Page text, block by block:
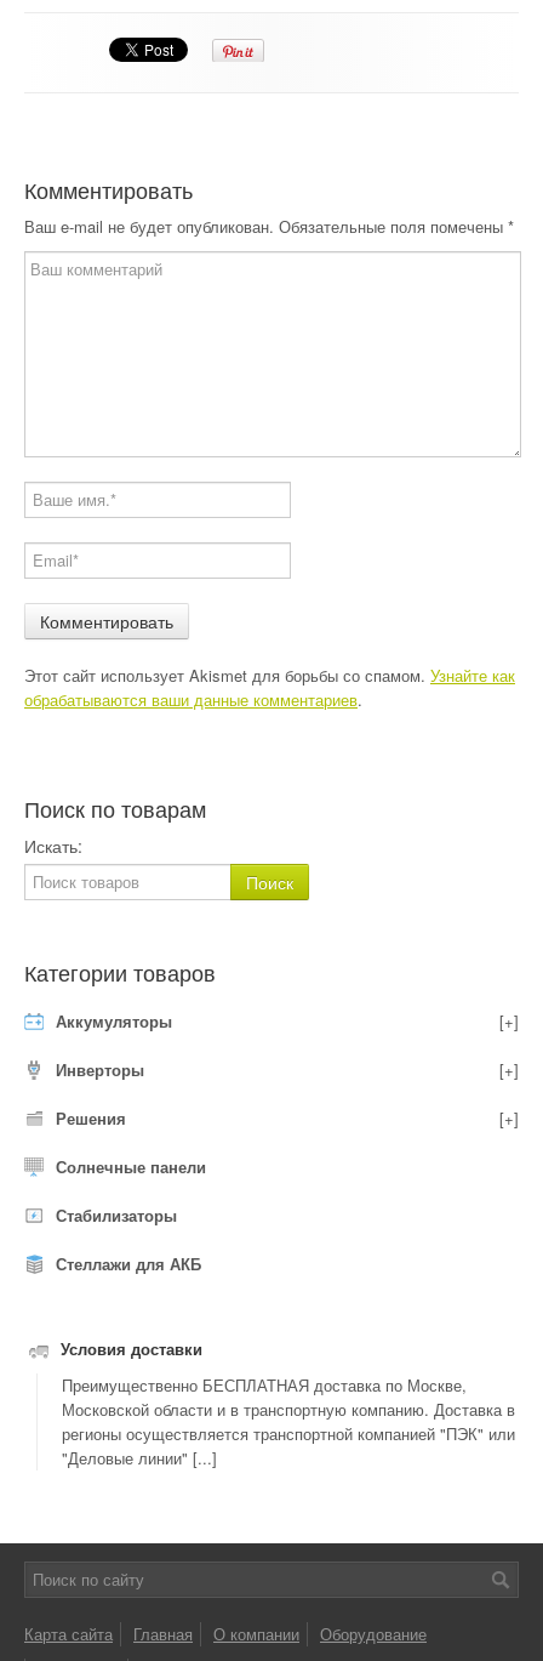
Комментировать
Ваш e-mail не будет опубликован. Обязательные поля помечены *
Этот сайт использует Akismet для борьбы со спамом. Узнайте как
обрабатываются ваши данные комментариев.
Поиск по товарам
Искать:
Категории товаров
Аккумуляторы [+]
Инверторы [+]
Решения [+]
Солнечные панели
Стабилизаторы
Стеллажи для АКБ
Условия доставки
Преимущественно БЕСПЛАТНАЯ доставка по Москве,
Московской области и в транспортную компанию. Доставка в
регионы осуществляется транспортной компанией "ПЭК" или
"Деловые линии" [...]
Карта сайта Главная О компании
Оборудование